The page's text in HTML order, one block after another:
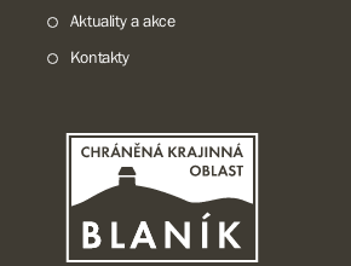
Aktuality a akce
Kontakty